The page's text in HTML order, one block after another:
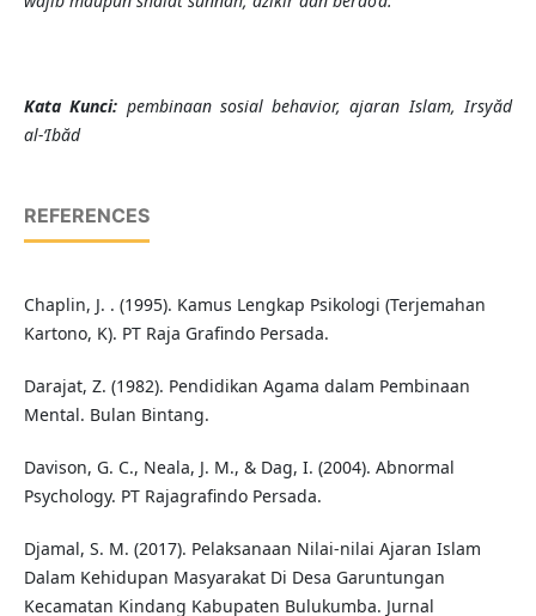
Kata Kunci: pembinaan sosial behavior, ajaran Islam, Irsyăd
al-‘Ibăd
REFERENCES
Chaplin, J. . (1995). Kamus Lengkap Psikologi (Terjemahan
Kartono, K). PT Raja Grafindo Persada.
Darajat, Z. (1982). Pendidikan Agama dalam Pembinaan
Mental. Bulan Bintang.
Davison, G. C., Neala, J. M., & Dag, I. (2004). Abnormal
Psychology. PT Rajagrafindo Persada.
Djamal, S. M. (2017). Pelaksanaan Nilai-nilai Ajaran Islam
Dalam Kehidupan Masyarakat Di Desa Garuntungan
Kecamatan Kindang Kabupaten Bulukumba. Jurnal